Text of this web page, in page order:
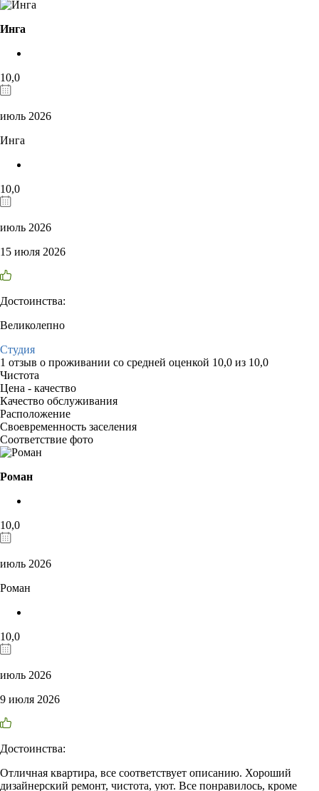
Инга
10,0
июль 2026
Инга
10,0
июль 2026
15 июля 2026
Достоинства:
Великолепно
Студия
1 отзыв о проживании со средней оценкой 10,0 из 10,0
Чистота
Цена - качество
Качество обслуживания
Расположение
Своевременность заселения
Соответствие фото
Роман
10,0
июль 2026
Роман
10,0
июль 2026
9 июля 2026
Достоинства:
Отличная квартира, все соответствует описанию. Хороший
дизайнерский ремонт, чистота, уют. Все понравилось, кроме